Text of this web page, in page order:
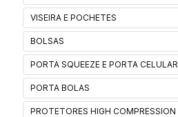
VISEIRA E POCHETES
BOLSAS
PORTA SQUEEZE E PORTA CELULAR
PORTA BOLAS
PROTETORES HIGH COMPRESSION